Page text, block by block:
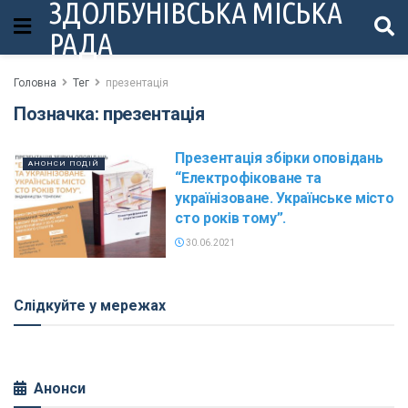
ЗДОЛБУНІВСЬКА МІСЬКА
РАДА
Головна Тег презентація
Позначка: презентація
АНОНСИ ПОДІЙ
Презентація збірки оповідань
“Електрофіковане та
українізоване. Українське місто
сто років тому”.
30.06.2021
Слідкуйте у мережах
Анонси